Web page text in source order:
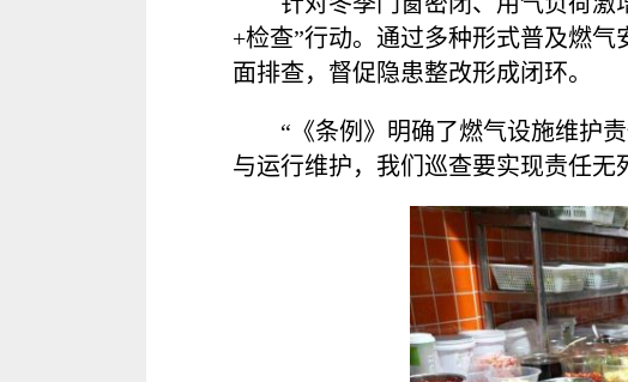
+检查”行动。通过多种形式普及燃
面排查，督促隐患整改形成闭环。
“《条例》明确了燃气设施维护
与运行维护，我们巡查要实现责任无